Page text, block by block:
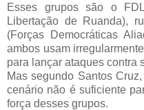
Esses grupos são o
Libertação de Ruanda),
(Forças Democráticas
ambos usam
para lançar ataques contra
Mas segundo Santos
cenário não é suficiente
força desses grupos.